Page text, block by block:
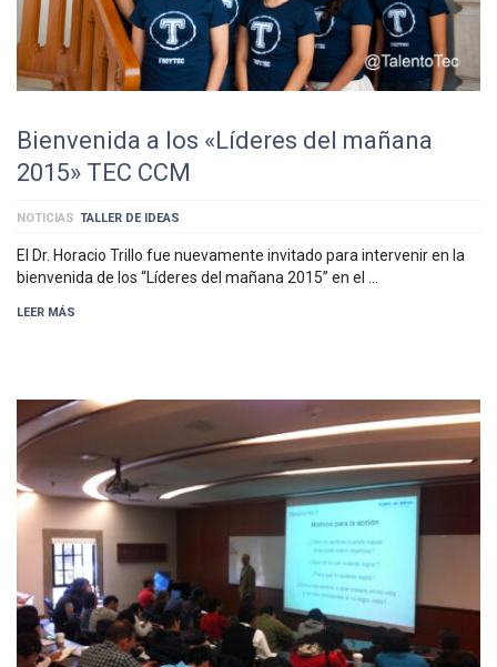
Bienvenida a los «Líderes del mañana
2015» TEC CCM
NOTICIAS TALLER DE IDEAS
El Dr. Horacio Trillo fue nuevamente invitado para intervenir en la
bienvenida de los “Líderes del mañana 2015” en el …
LEER MÁS